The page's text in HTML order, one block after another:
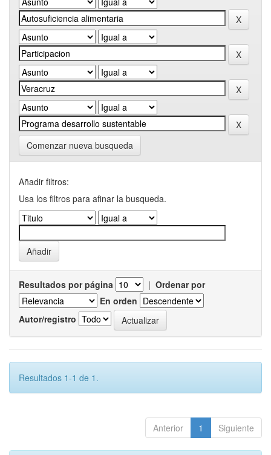
Comenzar nueva busqueda
Añadir filtros:
Usa los filtros para afinar la busqueda.
Resultados por página | Ordenar por
En orden
Autor/registro
Resultados 1-1 de 1.
Anterior 1 Siguiente